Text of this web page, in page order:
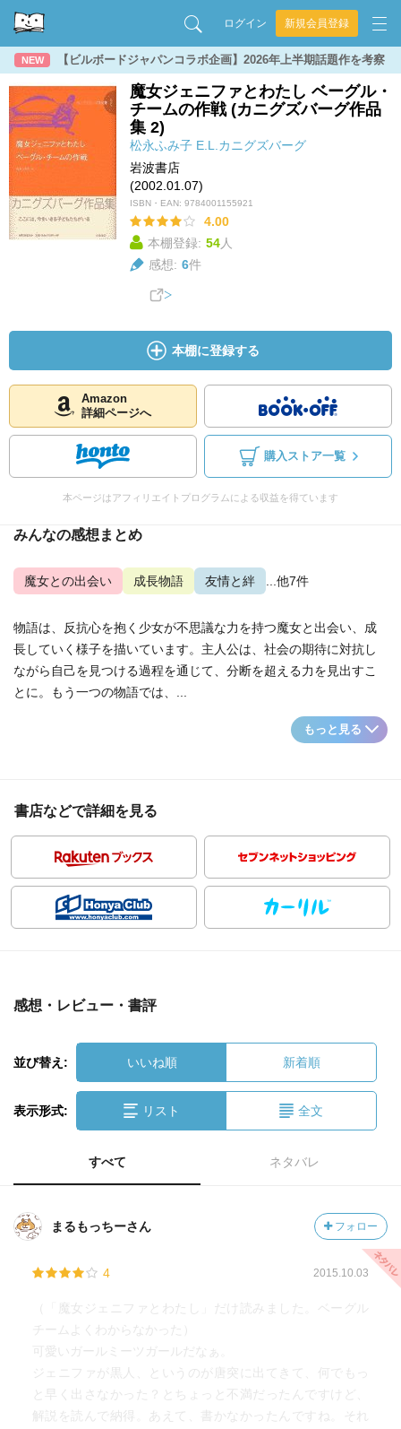
ログイン 新規会員登録
NEW 【ビルボードジャパンコラボ企画】2026年上半期話題作を考察
魔女ジェニファとわたし ベーグル・
チームの作戦 (カニグズバーグ作品
集 2)
松永ふみ子 E.L.カニグズバーグ
岩波書店
(2002.01.07)
ISBN・EAN: 9784001155921
4.00
本棚登録: 54人
感想: 6件
本棚に登録する
Amazon
詳細ページへ
購入ストア一覧
本ページはアフィリエイトプログラムによる収益を得ています
みんなの感想まとめ
魔女との出会い 成長物語 友情と絆 ...他7件
物語は、反抗心を抱く少女が不思議な力を持つ魔女と出会い、成
長していく様子を描いています。主人公は、社会の期待に対抗し
ながら自己を見つける過程を通じて、分断を超える力を見出すこ
とに。もう一つの物語では、...
もっと見る
書店などで詳細を見る
感想・レビュー・書評
並び替え: いいね順 新着順
表示形式: リスト 全文
すべて ネタバレ
まるもっちーさん フォロー
4 2015.10.03
（「魔女ジェニファとわたし」だけ読みました。ベーグル
チームよくわからなかった）
可愛いガールミーツガールだなぁ。
ジェニファが黒人、というのが唐突に出てきて、何でもっ
と早く出さなかった？とちょっと不満だったんですけど、
解説を読んで納得。あえて、書かなかったんですね。それ